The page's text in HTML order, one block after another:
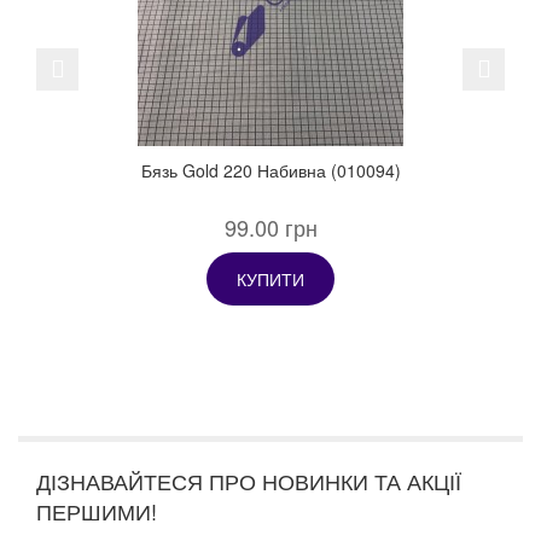
Бязь Gold 220 Набивна (010094)
99.00 грн
КУПИТИ
Previous
ДІЗНАВАЙТЕСЯ ПРО НОВИНКИ ТА АКЦІЇ
ПЕРШИМИ!